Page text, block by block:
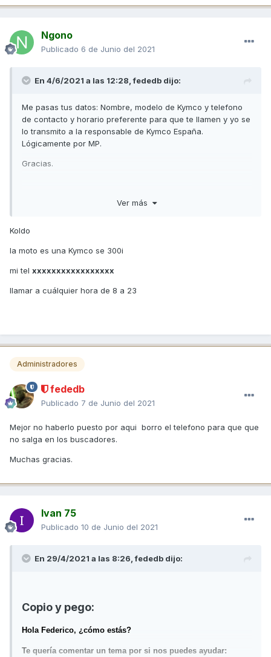
Ngono
Publicado 6 de Junio del 2021
En 4/6/2021 a las 12:28,fededb dijo:
Me pasas tus datos: Nombre, modelo de Kymco y telefono
de contacto y horario preferente para que te llamen y yo se
lo transmito a la responsable de Kymco España.
Lógicamente por MP.
Gracias.
Ver más
Koldo
la moto es una Kymco se 300i
mi tel xxxxxxxxxxxxxxxxx
llamar a cuálquier hora de 8 a 23
Administradores
fededb
Publicado 7 de Junio del 2021
Mejor no haberlo puesto por aqui borro el telefono para que que
no salga en los buscadores.
Muchas gracias.
Ivan 75
Publicado 10 de Junio del 2021
En 29/4/2021 a las 8:26,fededb dijo:
Copio y pego:
Hola Federico, ¿cómo estás?
Te quería comentar un tema por si nos puedes ayudar: